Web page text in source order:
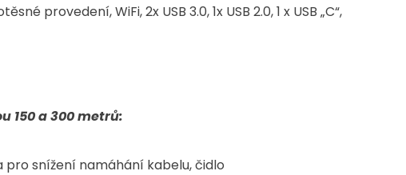
provedení, WiFi, 2x USB 3.0, 1x USB 2.0, 1 x USB „C“,
150 a 300 metrů:
snížení namáhání kabelu, čidlo